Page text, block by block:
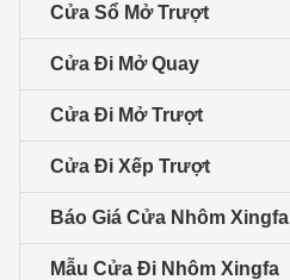
Cửa Sổ Mở Trượt
Cửa Đi Mở Quay
Cửa Đi Mở Trượt
Cửa Đi Xếp Trượt
Báo Giá Cửa Nhôm Xingfa
Mẫu Cửa Đi Nhôm Xingfa